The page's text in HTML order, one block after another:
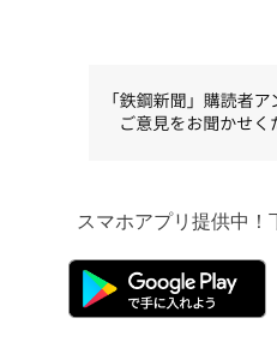
スマホアプリ提供中